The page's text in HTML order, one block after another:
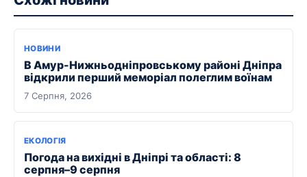
НОВИНИ
В Амур-Нижньодніпровському районі Дніпра
відкрили перший меморіал полеглим воїнам
7 Серпня, 2026
ЕКОЛОГІЯ
Погода на вихідні в Дніпрі та області: 8
серпня–9 серпня